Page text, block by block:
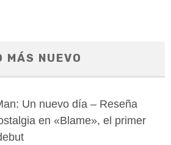
MÁS NUEVO
Un nuevo día – Reseña
en «Blame», el primer